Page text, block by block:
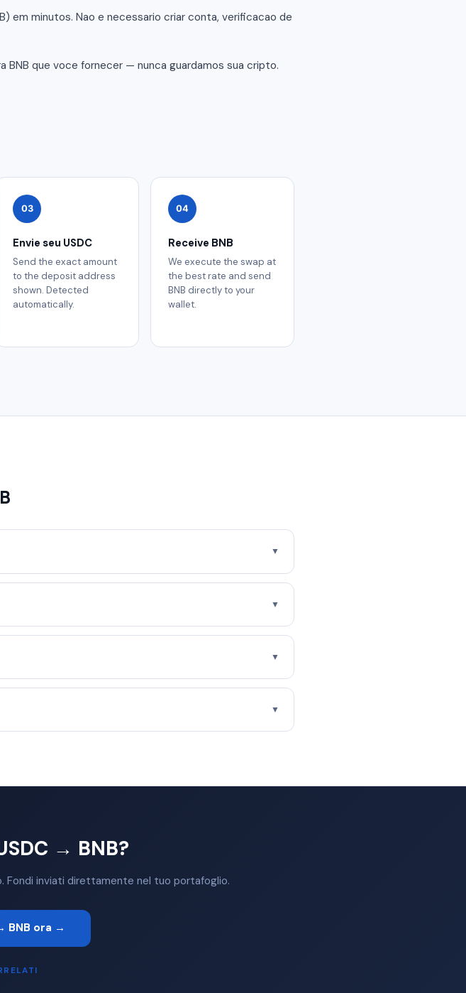
em minutos. Nao e necessario criar conta, verificacao de
que voce fornecer — nunca guardamos sua cripto.
03
Envie seu USDC
Send the exact amount
to the deposit address
shown. Detected
automatically.
04
Receive BNB
We execute the swap at
the best rate and send
BNB directly to your
wallet.
▼
▼
▼
▼
→ BNB?
Fondi inviati direttamente nel tuo portafoglio.
BNB ora →